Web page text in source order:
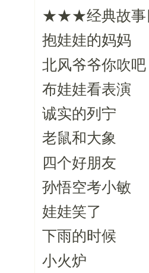
★★★经典故事
抱娃娃的妈妈
北风爷爷你吹吧
布娃娃看表演
诚实的列宁
老鼠和大象
四个好朋友
孙悟空考小敏
娃娃笑了
下雨的时候
小火炉